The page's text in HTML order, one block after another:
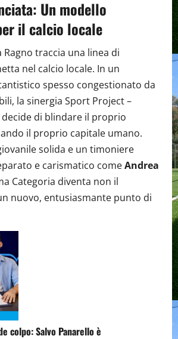
Un modello
il calcio locale
Ragno traccia una linea di
nel calcio locale. In un
spesso congestionato da
la sinergia Sport Project –
decide di blindare il proprio
il proprio capitale umano.
solida e un timoniere
e carismatico comeAndrea
Categoria diventa non il
nuovo, entusiasmante punto di
colpo: Salvo Panarello è